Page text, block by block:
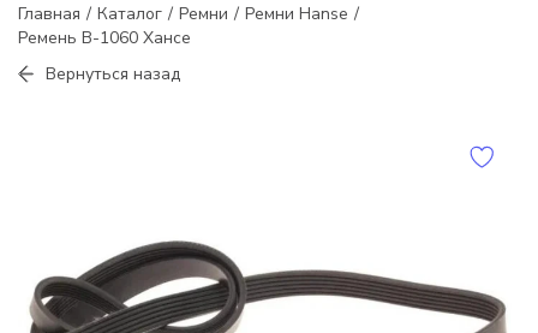
Главная Каталог Ремни
Ремни Hanse
Ремень В-1060 Хансе
Вернуться назад